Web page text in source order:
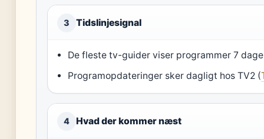
3 Tidslinjesignal
De fleste tv-guider viser programmer 7
Programopdateringer sker dagligt hos TV2 (
4 Hvad der kommer næst